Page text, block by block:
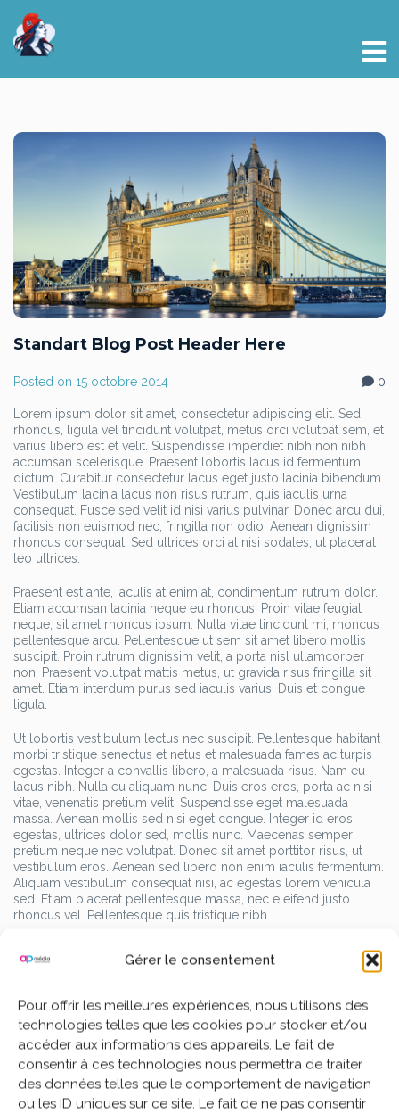
Gérer le consentement
Pour offrir les meilleures expériences, nous utilisons des
technologies telles que les cookies pour stocker et/ou
accéder aux informations des appareils. Le fait de
consentir à ces technologies nous permettra de traiter
des données telles que le comportement de navigation
ou les ID uniques sur ce site. Le fait de ne pas consentir
Standart Blog Post Header Here
Posted on 15 octobre 2014 0
Lorem ipsum dolor sit amet, consectetur adipiscing elit. Sed
rhoncus, ligula vel tincidunt volutpat, metus orci volutpat sem, et
varius libero est et velit. Suspendisse imperdiet nibh non nibh
accumsan scelerisque. Praesent lobortis lacus id fermentum
dictum. Curabitur consectetur lacus eget justo lacinia bibendum.
Vestibulum lacinia lacus non risus rutrum, quis iaculis urna
consequat. Fusce sed velit id nisi varius pulvinar. Donec arcu dui,
facilisis non euismod nec, fringilla non odio. Aenean dignissim
rhoncus consequat. Sed ultrices orci at nisi sodales, ut placerat
leo ultrices.
Praesent est ante, iaculis at enim at, condimentum rutrum dolor.
Etiam accumsan lacinia neque eu rhoncus. Proin vitae feugiat
neque, sit amet rhoncus ipsum. Nulla vitae tincidunt mi, rhoncus
pellentesque arcu. Pellentesque ut sem sit amet libero mollis
suscipit. Proin rutrum dignissim velit, a porta nisl ullamcorper
non. Praesent volutpat mattis metus, ut gravida risus fringilla sit
amet. Etiam interdum purus sed iaculis varius. Duis et congue
ligula.
Ut lobortis vestibulum lectus nec suscipit. Pellentesque habitant
morbi tristique senectus et netus et malesuada fames ac turpis
egestas. Integer a convallis libero, a malesuada risus. Nam eu
lacus nibh. Nulla eu aliquam nunc. Duis eros eros, porta ac nisi
vitae, venenatis pretium velit. Suspendisse eget malesuada
massa. Aenean mollis sed nisi eget congue. Integer id eros
egestas, ultrices dolor sed, mollis nunc. Maecenas semper
pretium neque nec volutpat. Donec sit amet porttitor risus, ut
vestibulum eros. Aenean sed libero non enim iaculis fermentum.
Aliquam vestibulum consequat nisi, ac egestas lorem vehicula
sed. Etiam placerat pellentesque massa, nec eleifend justo
rhoncus vel. Pellentesque quis tristique nibh.
Pellentesque in dictum tellus. Morbi sagittis dignissim pulvinar.
Etiam a augue lacinia, consequat neque non, congue massa.
felis euismod, cursus justo id, euismod nulla. Phasellus ipsum
risus, posuere nec imperdiet ut, accumsan a mauris. Etiam
consectetur molestie diam eu suscipit. Vivamus eu nisl viverra,
gravida augue malesuada, malesuada arcu. Suspendisse pretium
ante libero, non interdum nulla mattis a. Cras suscipit risus eget
mauris auctor cursus. Nunc bibendum massa vel ante accumsan
ultricies.